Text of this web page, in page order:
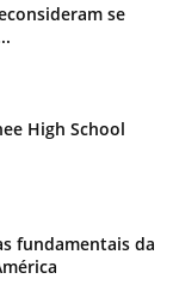
se
High School
fundamentais da